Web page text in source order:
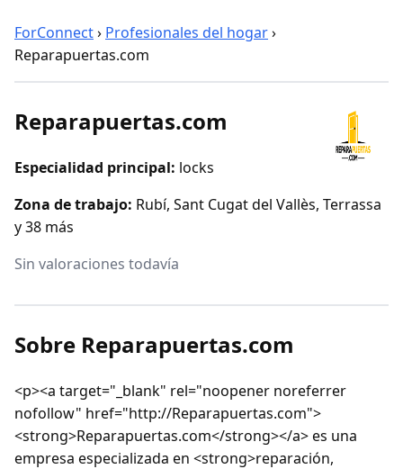
ForConnect› Profesionales del hogar›
Reparapuertas.com
Reparapuertas.com
Especialidad principal: locks
Zona de trabajo: Rubí, Sant Cugat del Vallès, Terrassa
y 38 más
Sin valoraciones todavía
Sobre Reparapuertas.com
<p><a target="_blank" rel="noopener noreferrer
nofollow" href="http://Reparapuertas.com">
<strong>Reparapuertas.com</strong></a> es una
empresa especializada en <strong>reparación,